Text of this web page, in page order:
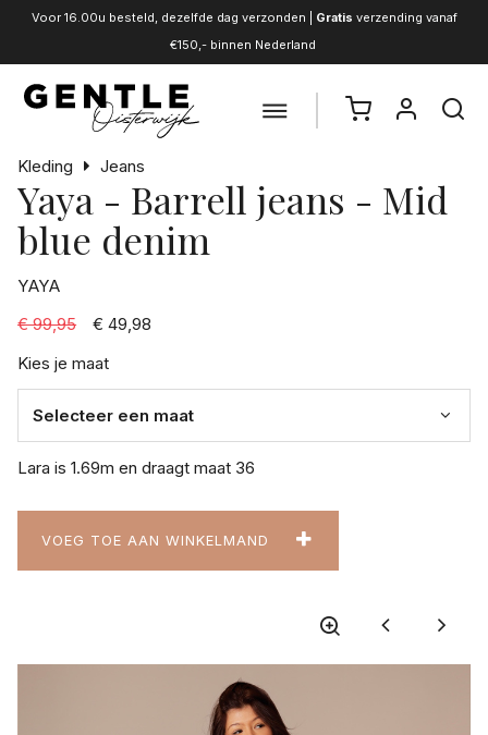
Voor 16.00u besteld, dezelfde dag verzonden | Gratis verzending vanaf
€150,- binnen Nederland
Kleding Jeans
Yaya - Barrell jeans - Mid
blue denim
YAYA
€ 99,95
€ 49,98
Kies je maat
Lara is 1.69m en draagt maat 36
VOEG TOE AAN WINKELMAND